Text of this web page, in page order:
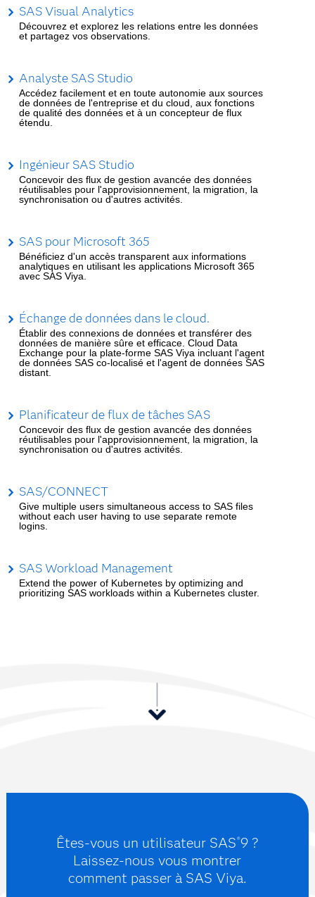
SAS Visual Analytics
Découvrez et explorez les relations entre les données
et partagez vos observations.
Analyste SAS Studio
Accédez facilement et en toute autonomie aux sources
de données de l'entreprise et du cloud, aux fonctions
de qualité des données et à un concepteur de flux
étendu.
Ingénieur SAS Studio
Concevoir des flux de gestion avancée des données
réutilisables pour l'approvisionnement, la migration, la
synchronisation ou d'autres activités.
SAS pour Microsoft 365
Bénéficiez d'un accès transparent aux informations
analytiques en utilisant les applications Microsoft 365
avec SAS Viya.
Échange de données dans le cloud.
Établir des connexions de données et transférer des
données de manière sûre et efficace. Cloud Data
Exchange pour la plate-forme SAS Viya incluant l'agent
de données SAS co-localisé et l'agent de données SAS
distant.
Planificateur de flux de tâches SAS
Concevoir des flux de gestion avancée des données
réutilisables pour l'approvisionnement, la migration, la
synchronisation ou d'autres activités.
SAS/CONNECT
Give multiple users simultaneous access to SAS files
without each user having to use separate remote
logins.
SAS Workload Management
Extend the power of Kubernetes by optimizing and
prioritizing SAS workloads within a Kubernetes cluster.
Êtes-vous un utilisateur SAS®9 ?
Laissez-nous vous montrer
comment passer à SAS Viya.